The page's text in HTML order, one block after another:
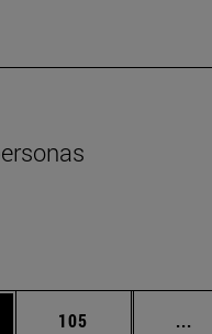
desplazarse.
Página
105 ...